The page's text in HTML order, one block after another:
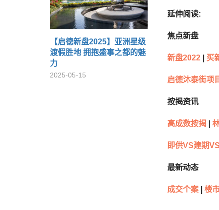
【启德新盘2025】亚洲星级
渡假胜地 拥抱盛事之都的魅
力
2025-05-15
延伸阅读:
焦点新盘
新盘2022 买
启德沐泰街项
按揭资讯
高成数按揭
即供VS建期
最新动态
成交个案 楼